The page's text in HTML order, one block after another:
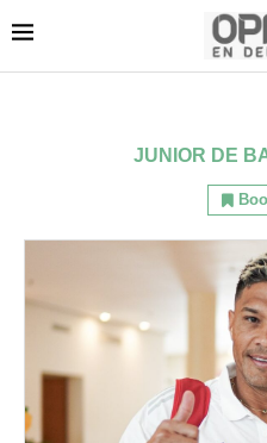
JUNIOR DE